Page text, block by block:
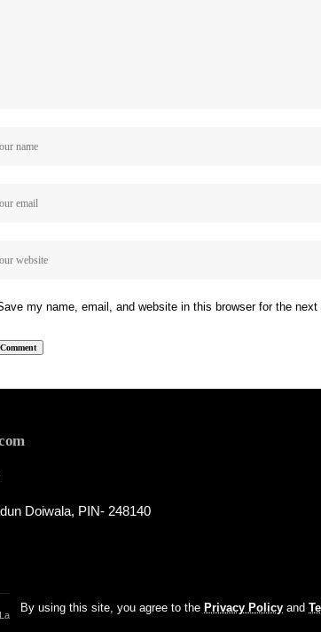
By using this site, you agree to the Privacy Policy and
my name, email, and website in this browser for the
Doiwala, PIN- 248140